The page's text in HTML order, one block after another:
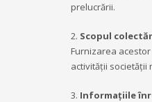
prelucrării.
2. Scopul
Furnizarea
activității societății
3. Informațiile